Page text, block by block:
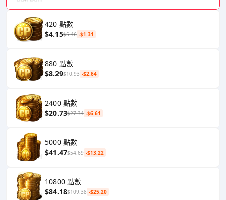
420 點數
$4.15$5.46 -$1.31
880 點數
$8.29$10.93 -$2.64
2400 點數
$20.73$27.34 -$6.61
5000 點數
$41.47$54.69 -$13.22
10800 點數
$84.18$109.38 -$25.20